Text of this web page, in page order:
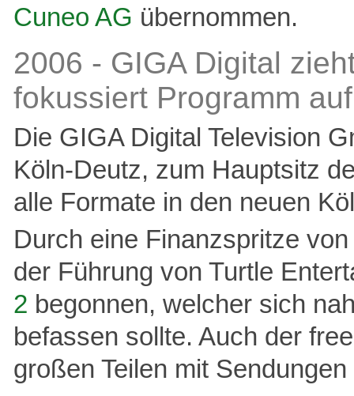
Cuneo AG übernommen.
2006 - GIGA Digital
fokussiert Programm
Die GIGA Digital Television
Köln-Deutz, zum Hauptsitz
alle Formate in den neuen
Durch eine Finanzspritze
der Führung von Turtle
2 begonnen, welcher sich
befassen sollte. Auch der
großen Teilen mit